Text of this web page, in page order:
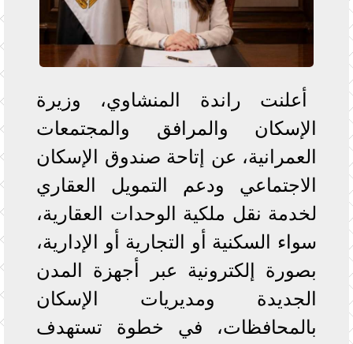
أعلنت راندة المنشاوي، وزيرة
الإسكان والمرافق والمجتمعات
العمرانية، عن إتاحة صندوق الإسكان
الاجتماعي ودعم التمويل العقاري
لخدمة نقل ملكية الوحدات العقارية،
سواء السكنية أو التجارية أو الإدارية،
بصورة إلكترونية عبر أجهزة المدن
الجديدة ومديريات الإسكان
بالمحافظات، في خطوة تستهدف